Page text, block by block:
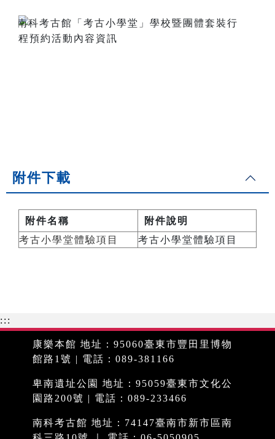
附件下載
附件名稱
附件說明
考古小學堂體驗項目
考古小學堂體驗項目
:::
康樂本館 地址：95060臺東市豐田里博物
館路1號 | 電話：089-381166
卑南遺址公園 地址：95059臺東市文化公
園路200號 | 電話：089-233466
南科考古館 地址：74147臺南市新市區南